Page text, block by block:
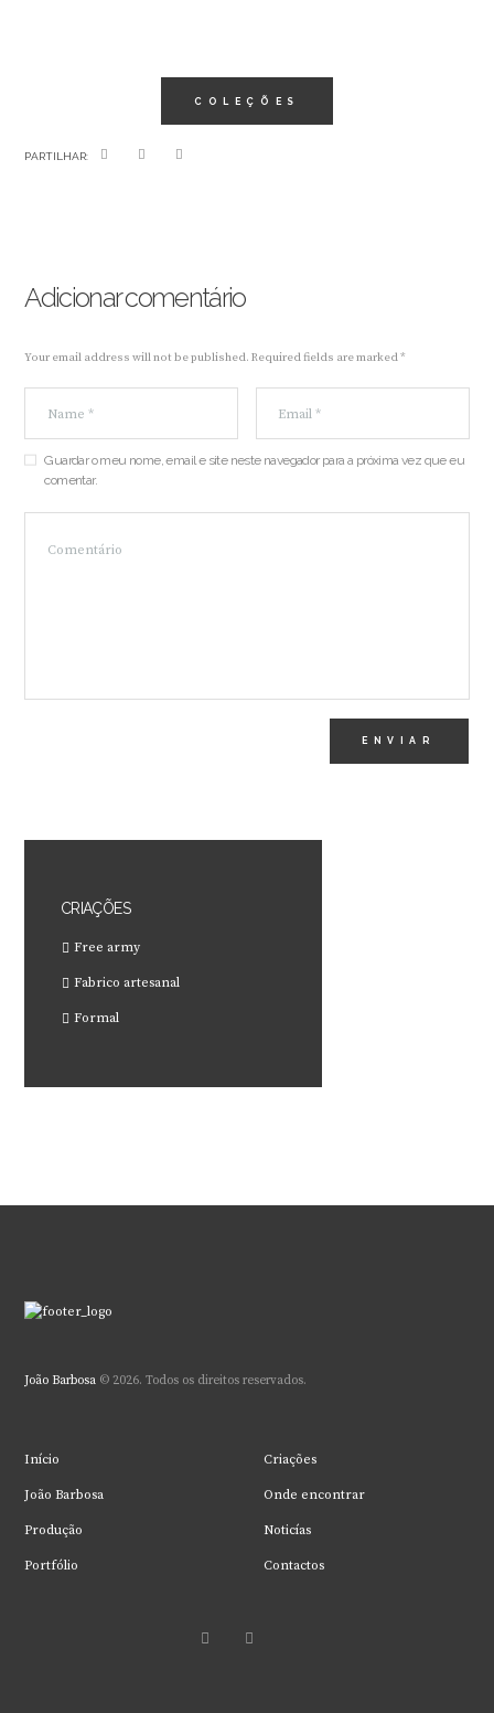
COLEÇÕES
PARTILHAR:
Adicionar comentário
Your email address will not be published. Required fields are marked *
Guardar o meu nome, email e site neste navegador para a próxima vez que eu
comentar.
CRIAÇÕES
Free army
Fabrico artesanal
Formal
João Barbosa © 2026. Todos os direitos reservados.
Início
João Barbosa
Produção
Portfólio
Criações
Onde encontrar
Noticías
Contactos